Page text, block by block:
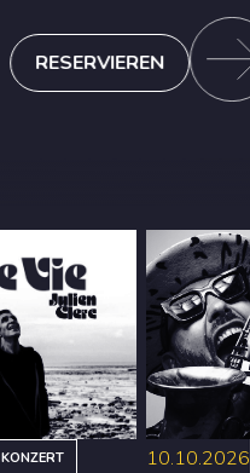
RESERVIEREN
KONZERT 10.10.2026